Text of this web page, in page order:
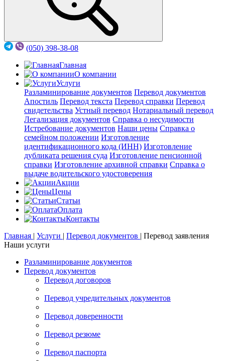
(050) 398-38-08
Главная
О компании
Услуги
Разламинирование документов Перевод документов
Апостиль Перевод текста Перевод справки Перевод
свидетельства Устный перевод Нотариальный перевод
Легализация документов Справка о несудимости
Истребование документов Наши цены Справка о
семейном положении Изготовление
идентификационного кода (ИНН) Изготовление
дубликата решения суда Изготовление пенсионной
справки Изготовление архивной справки Справка о
выдаче водительского удостоверения
Акции
Цены
Статьи
Оплата
Контакты
Главная | Услуги | Перевод документов | Перевод заявления
Наши услуги
Разламинирование документов
Перевод документов
Перевод договоров
Перевод учредительных документов
Перевод доверенности
Перевод резюме
Перевод паспорта